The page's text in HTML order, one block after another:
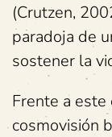
(Crutzen,
paradoja de
sostener la
Frente a
cosmovisión